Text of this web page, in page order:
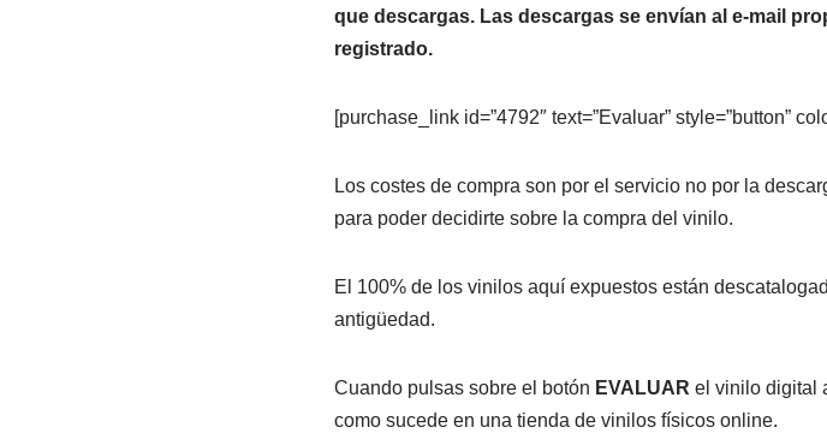
que descargas. Las descargas se envían al e-mail
registrado.
[purchase_link id=”4792″ text=”Evaluar” style=”button”
Los costes de compra son por el servicio no por la
para poder decidirte sobre la compra del vinilo.
El 100% de los vinilos aquí expuestos están
antigüedad.
Cuando pulsas sobre el botón EVALUAR el vinilo digital
como sucede en una tienda de vinilos físicos online.